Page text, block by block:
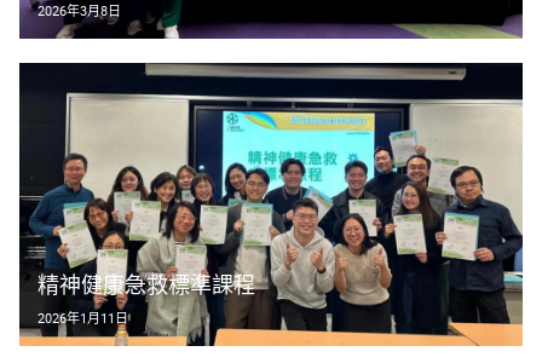
2026年3月8日
精神健康急救標準課程
2026年1月11日